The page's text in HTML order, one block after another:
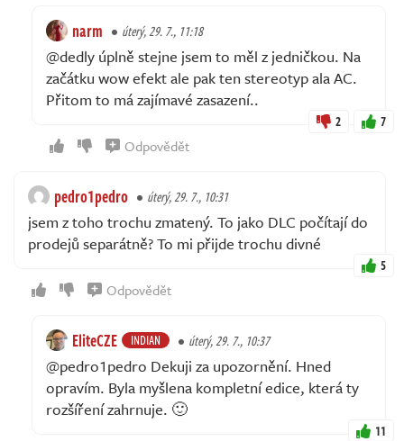
narm úterý, 29. 7., 11:18
@dedly úplně stejne jsem to měl z jedničkou. Na
začátku wow efekt ale pak ten stereotyp ala AC.
Přitom to má zajímavé zasazení..
2 7
Odpovědět
pedro1pedro úterý, 29. 7., 10:31
jsem z toho trochu zmatený. To jako DLC počítají do
prodejů separátně? To mi přijde trochu divné
5
Odpovědět
EliteCZE INDIAN úterý, 29. 7., 10:37
@pedro1pedro Dekuji za upozornění. Hned
opravím. Byla myšlena kompletní edice, která ty
rozšíření zahrnuje. 🙂
11